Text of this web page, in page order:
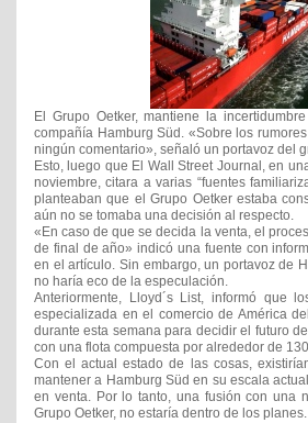
El Grupo Oetker, mantiene la
compañía Hamburg Süd. «Sobre los
ningún comentario», señaló un portavoz del
Esto, luego que El Wall Street Journal, en
noviembre, citara a varias “fuentes
planteaban que el Grupo Oetker estaba
aún no se tomaba una decisión al respecto.
«En caso de que se decida la venta, el
de final de año» indicó una fuente con
en el artículo. Sin embargo, un portavoz de
no haría eco de la especulación.
Anteriormente, Lloyd´s List, informó que
especializada en el comercio de América
durante esta semana para decidir el futuro
con una flota compuesta por alrededor de
Con el actual estado de las cosas,
mantener a Hamburg Süd en su escala
en venta. Por lo tanto, una fusión con una
Grupo Oetker, no estaría dentro de los planes.